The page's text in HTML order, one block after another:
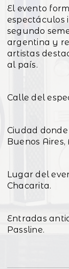
El evento
espectáculos
segundo
argentina y
artistas
al país.
Calle del
Ciudad
Buenos
Lugar del
Chacarita.
Entradas
Passline.